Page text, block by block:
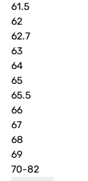
61.5
62
62.7
63
64
65
65.5
66
67
68
69
70-82